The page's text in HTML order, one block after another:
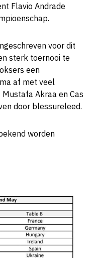
Flavio Andrade
voor dit
sterk toernooi te
een
af met veel
Akraa en Cas
door blessureleed.
worden